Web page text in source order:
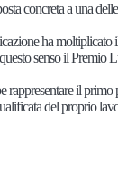
concreta a una
ha moltiplicato
senso il Premio
rappresentare il
del proprio